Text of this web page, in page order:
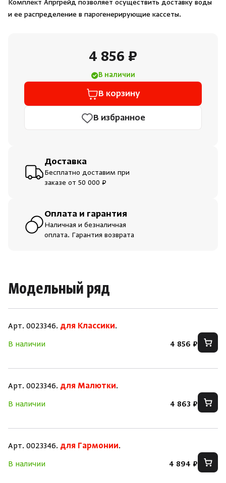
Комплект Апргрейд позволяет осуществить доставку воды
и ее распределение в парогенерирующие кассеты.
4 856 ₽
В наличии
В корзину
В избранное
Доставка
Бесплатно доставим при
заказе от 50 000 ₽
Оплата и гарантия
Наличная и безналичная
оплата. Гарантия возврата
Модельный ряд
Арт. 0023346. для Классики.
В наличии
4 856 ₽
Арт. 0023346. для Малютки.
В наличии
4 863 ₽
Арт. 0023346. для Гармонии.
В наличии
4 894 ₽